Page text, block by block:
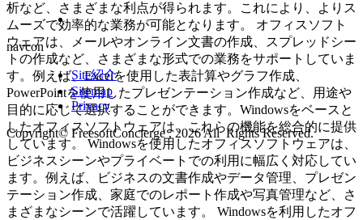
析など、さまざまな利点が得られます。これにより、よりス
ムーズで効率的な業務が可能となります。 オフィスソフト
ウェアは、メールやオンライン文書の作成、スプレッドシー
トの作成など、さまざまな形式での業務をサポートしていま
す。例えば、Excelを使用した表計算やグラフ作成、
PowerPointを使用したプレゼンテーション作成など、用途や
目的に応じて選択することができます。Windowsをベースと
したオフィスソフトウェアは、これらの機能を総合的に提供
しています。 Windowsを使用したオフィスソフトウェアは、
ビジネスシーンやプライベートでの利用に幅広く対応してい
ます。例えば、ビジネスの文書作成やデータ管理、プレゼン
テーション作成、家庭でのレポート作成や写真管理など、さ
まざまなシーンで活躍しています。 Windowsを利用したオフ
navcon
Site紹介
Sitemap
Privacy
Copyright© FreesoftConcierge , 2026 All Rights Reserved.